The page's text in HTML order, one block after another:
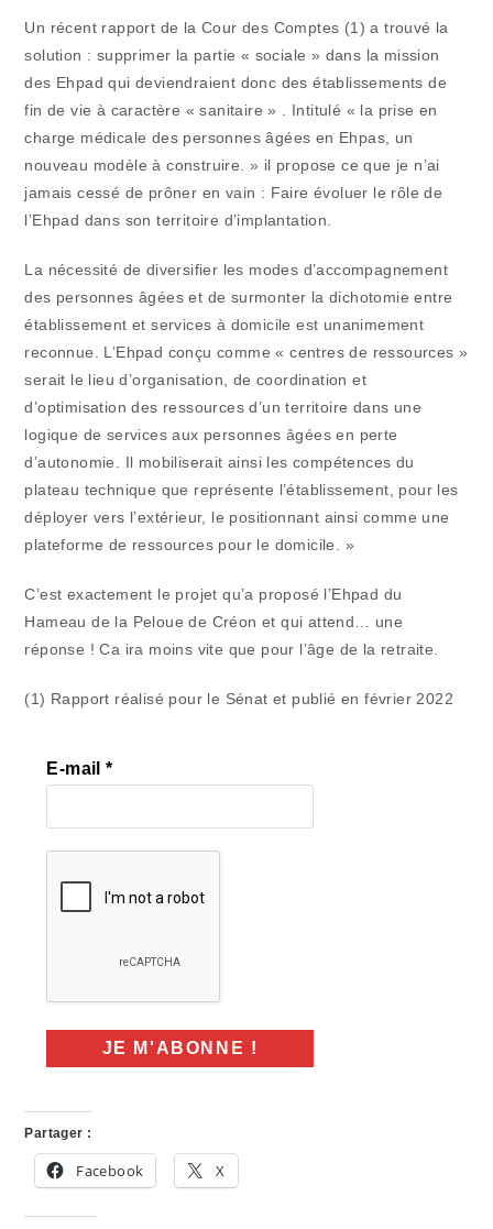
Un récent rapport de la Cour des Comptes (1) a trouvé la
solution : supprimer la partie « sociale » dans la mission
des Ehpad qui deviendraient donc des établissements de
fin de vie à caractère « sanitaire » . Intitulé « la prise en
charge médicale des personnes âgées en Ehpas, un
nouveau modèle à construire. » il propose ce que je n’ai
jamais cessé de prôner en vain : Faire évoluer le rôle de
l’Ehpad dans son territoire d’implantation.
La nécessité de diversifier les modes d’accompagnement
des personnes âgées et de surmonter la dichotomie entre
établissement et services à domicile est unanimement
reconnue. L’Ehpad conçu comme « centres de ressources »
serait le lieu d’organisation, de coordination et
d’optimisation des ressources d’un territoire dans une
logique de services aux personnes âgées en perte
d’autonomie. Il mobiliserait ainsi les compétences du
plateau technique que représente l’établissement, pour les
déployer vers l’extérieur, le positionnant ainsi comme une
plateforme de ressources pour le domicile. »
C’est exactement le projet qu’a proposé l’Ehpad du
Hameau de la Peloue de Créon et qui attend… une
réponse ! Ca ira moins vite que pour l’âge de la retraite.
(1) Rapport réalisé pour le Sénat et publié en février 2022
E-mail*
Partager :
Facebook X